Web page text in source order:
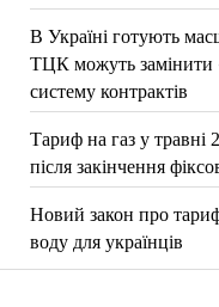
В Україні готують
ТЦК можуть замінити
систему контрактів
Тариф на газ у травні
після закінчення
Новий закон про
воду для українців